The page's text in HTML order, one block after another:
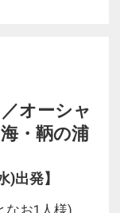
オーシャ
・鞆の浦
)出発】